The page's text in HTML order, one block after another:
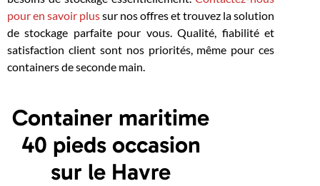
pour en savoir plussur nos offres et trouvez la solution
de stockage parfaite pour vous. Qualité, fiabilité et
satisfaction client sont nos priorités, même pour ces
containers de seconde main.
Container maritime
40 pieds occasion
sur le Havre